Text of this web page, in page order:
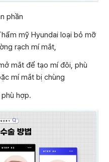
phần
mỹ Hyundai loại bỏ mỡ
rạch mí mắt,
mắt để tạo mí đôi, phù
mí mắt bị chùng
hợp.